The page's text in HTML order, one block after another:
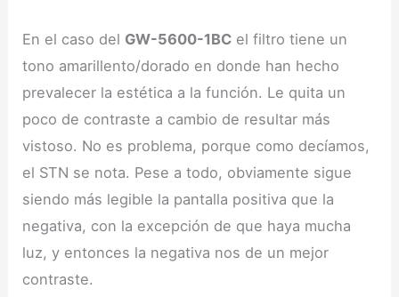
En el caso del GW-5600-1BC el filtro tiene un
tono amarillento/dorado en donde han hecho
prevalecer la estética a la función. Le quita un
poco de contraste a cambio de resultar más
vistoso. No es problema, porque como decíamos,
el STN se nota. Pese a todo, obviamente sigue
siendo más legible la pantalla positiva que la
negativa, con la excepción de que haya mucha
luz, y entonces la negativa nos de un mejor
contraste.